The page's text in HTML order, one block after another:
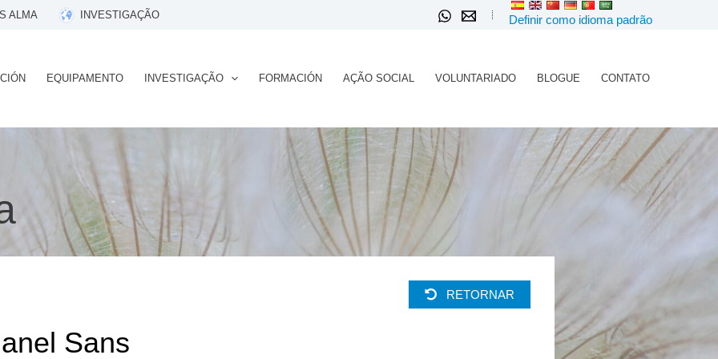
ALMA INVESTIGAÇÃO Definir como idioma padrão
EQUIPAMENTO INVESTIGAÇÃO FORMACIÓN AÇÃO SOCIAL VOLUNTARIADO BLOGUE CONTATO
RETORNAR
Sans